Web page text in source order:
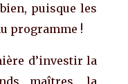
puisque les
programme !
d’investir la
maîtres, la